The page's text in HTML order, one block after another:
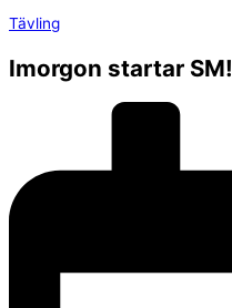
Tävling
Imorgon startar SM!